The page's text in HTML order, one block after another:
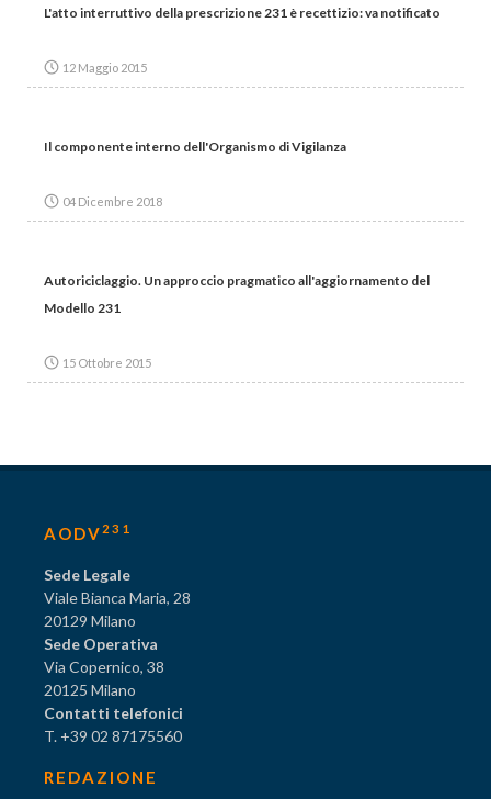
L'atto interruttivo della prescrizione 231 è recettizio: va notificato
12 Maggio 2015
Il componente interno dell'Organismo di Vigilanza
04 Dicembre 2018
Autoriciclaggio. Un approccio pragmatico all'aggiornamento del
Modello 231
15 Ottobre 2015
AODV 231
Sede Legale
Viale Bianca Maria, 28
20129 Milano
Sede Operativa
Via Copernico, 38
20125 Milano
Contatti telefonici
T. +39 02 87175560
REDAZIONE